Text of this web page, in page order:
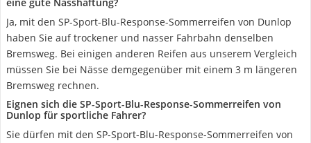
Ja, mit den SP-Sport-Blu-Response-Sommerreifen von Dunlop
haben Sie auf trockener und nasser Fahrbahn denselben
Bremsweg. Bei einigen anderen Reifen aus unserem Vergleich
müssen Sie bei Nässe demgegenüber mit einem 3 m längeren
Bremsweg rechnen.
Eignen sich die SP-Sport-Blu-Response-Sommerreifen von
Dunlop für sportliche Fahrer?
Sie dürfen mit den SP-Sport-Blu-Response-Sommerreifen von